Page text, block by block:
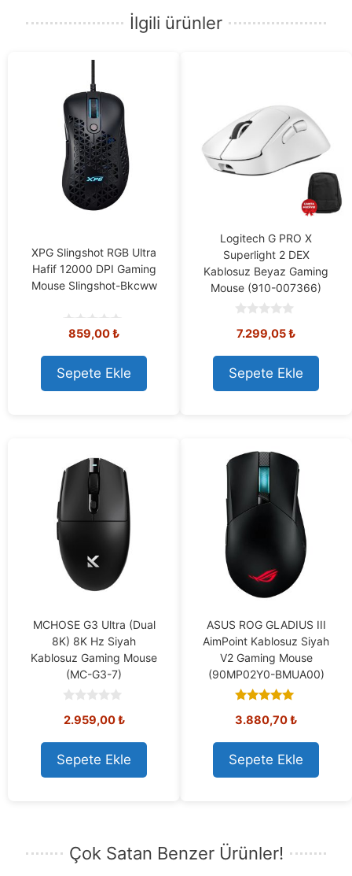
İlgili ürünler
XPG Slingshot RGB Ultra
Hafif 12000 DPI Gaming
Mouse Slingshot-Bkcww
0
u
t
o
f
859,00₺
Sepete Ekle
Logitech G PRO X
Superlight 2 DEX
Kablosuz Beyaz Gaming
Mouse (910-007366)
o
t
o
f
5
Orijinal
7.808,73 ₺.
7.299,05₺Mevcut
Sepete Ekle
MCHOSE G3 Ultra (Dual
8K) 8K Hz Siyah
Kablosuz Gaming Mouse
(MC-G3-7)
o
t
o
f
5
2.959,00₺
Sepete Ekle
ASUS ROG GLADIUS III
AimPoint Kablosuz Siyah
V2 Gaming Mouse
(90MP02Y0-BMUA00)
out of 5
3.880,70₺
Sepete Ekle
Çok Satan Benzer Ürünler!